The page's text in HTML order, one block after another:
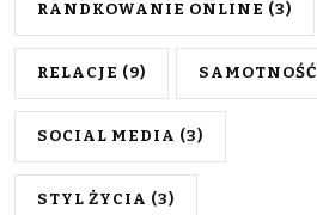
RANDKOWANIE ONLINE (3)
RELACJE (9) SAMOTNOŚĆ
SOCIAL MEDIA (3)
STYL ŻYCIA (3)